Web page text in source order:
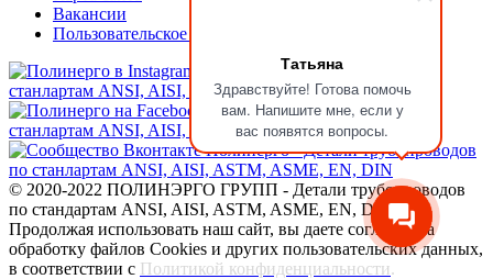
Татьяна
Здравствуйте! Готова помочь
вам. Напишите мне, если у
вас появятся вопросы.
Вакансии
Пользовательское соглашение
© 2020-2022 ПОЛИНЭРГО ГРУПП - Детали трубопроводов
по стандартам ANSI, AISI, ASTM, ASME, EN, DIN
Продолжая использовать наш сайт, вы даете согласие на
обработку файлов Cookies и других пользовательских данных,
в соответствии с Политикой конфиденциальности.